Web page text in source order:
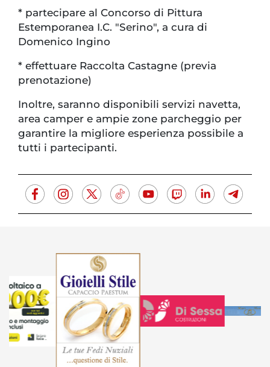
* partecipare al Concorso di Pittura
Estemporanea I.C. "Serino", a cura di
Domenico Ingino
* effettuare Raccolta Castagne (previa
prenotazione)
Inoltre, saranno disponibili servizi navetta,
area camper e ampie zone parcheggio per
garantire la migliore esperienza possibile a
tutti i partecipanti.